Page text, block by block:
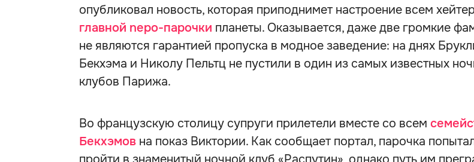
опубликовал новость, которая приподнимет настроение всем
главной nepo-парочки планеты. Оказывается, даже две громкие
не являются гарантией пропуска в модное заведение: на днях
Бекхэма и Николу Пельтц не пустили в один из самых известных
клубов Парижа.
Во французскую столицу супруги прилетели вместе со всем
Бекхэмов на показ Виктории. Как сообщает портал, парочка